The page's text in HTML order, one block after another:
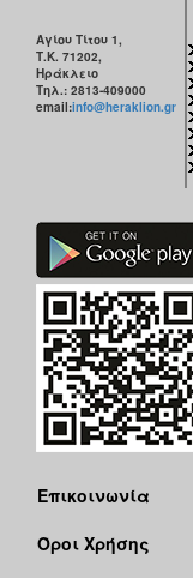
Αγίου Τίτου 1,
Τ.Κ. 71202,
Ηράκλειο
Τηλ.: 2813-409000
email:info@heraklion.gr
Επικοινωνία
Όροι Χρήσης